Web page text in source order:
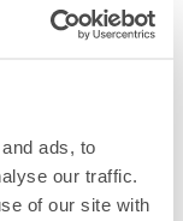
ads, to
our traffic.
of our site with